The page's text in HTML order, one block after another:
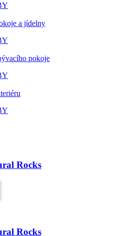
a jídelny
pokoje
Rocks
Rocks